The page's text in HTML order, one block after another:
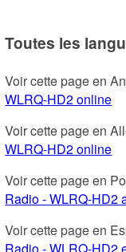
Toutes les
Voir cette page en
WLRQ-HD2 online
Voir cette page en
WLRQ-HD2 online
Voir cette page en
Radio - WLRQ-HD2
Voir cette page en
Radio - WLRQ-HD2